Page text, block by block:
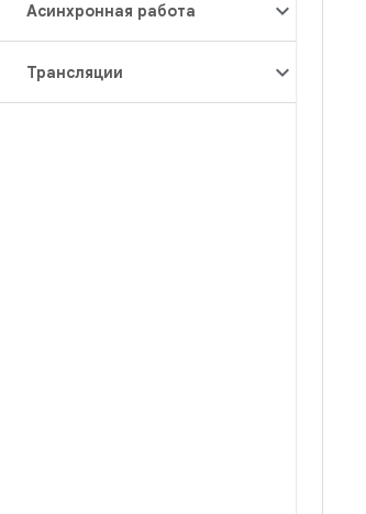
Асинхронная работа
Трансляции